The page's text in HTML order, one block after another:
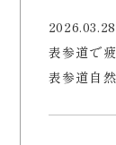
2026.03.28
表参道で
表参道自